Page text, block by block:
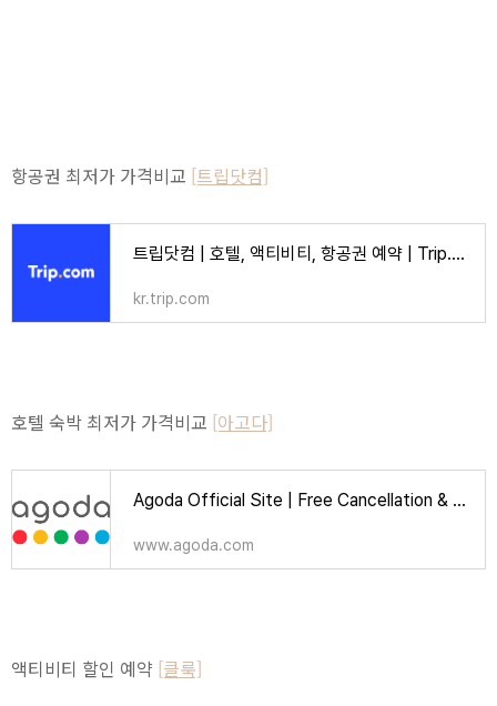
항공권 최저가 가격비교 [트립닷컴]
트립닷컴 | 호텔, 액티비티, 항공권 예약 | Trip.com
kr.trip.com
호텔 숙박 최저가 가격비교 [아고다]
Agoda Official Site | Free Cancellation & Booking Deals | Over 2 Million Hotels
www.agoda.com
액티비티 할인 예약 [클룩]